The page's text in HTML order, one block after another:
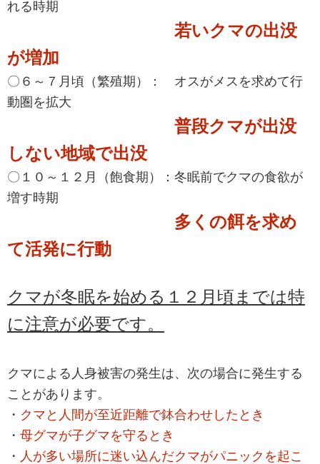
れる時期
若いクマの出没
が増加
〇６～７月頃（繁殖期）： オスがメスを求めて行
動圏を拡大
普段クマが出没
しない地域で出没
〇１０～１２月（飽食期）：冬眠前でクマの食欲が
増す時期
多くの餌を求め
て活発に行動
クマが冬眠を始める１２月頃までは特
に注意が必要です。
クマによる人身被害の発生は、次の場合に発生する
ことがあります。
・ クマと人間が至近距離で鉢合わせしたとき
・ 母グマが子グマを守るとき
・ 人が多い場所に迷い込んだクマがパニックを起こ